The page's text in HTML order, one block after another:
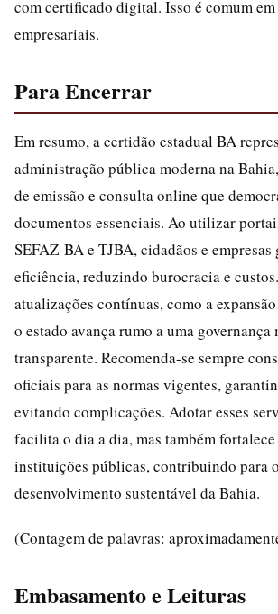
com certificado digital. Isso é comum em
empresariais.
Para Encerrar
Em resumo, a certidão estadual BA
administração pública moderna na
de emissão e consulta online que
documentos essenciais. Ao utilizar
SEFAZ-BA e TJBA, cidadãos e empresas
eficiência, reduzindo burocracia e
atualizações contínuas, como a
o estado avança rumo a uma
transparente. Recomenda-se sempre
oficiais para as normas vigentes,
evitando complicações. Adotar esses
facilita o dia a dia, mas também
instituições públicas, contribuindo para o
desenvolvimento sustentável da Bahia.
(Contagem de palavras:
Embasamento e Leituras